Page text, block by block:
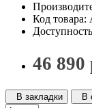
Код товара:
46 890
В закладки В